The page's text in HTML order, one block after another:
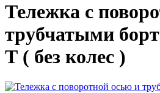
Тележка с
трубчатыми
Т ( без колес )